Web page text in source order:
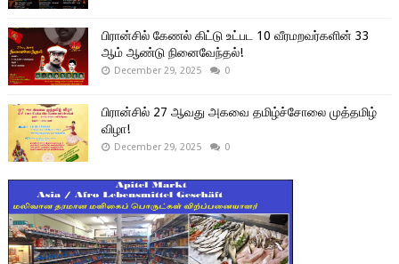
பிரான்சில் கேணல் கிட்டு உட்பட 10 வீரமறவர்களின் 33
ஆம் ஆண்டு நினைவேந்தல்!
December 29, 2025 0
பிரான்சில் 27 ஆவது அகவை தமிழ்ச்சோலை முத்தமிழ்
விழா!
December 29, 2025 0